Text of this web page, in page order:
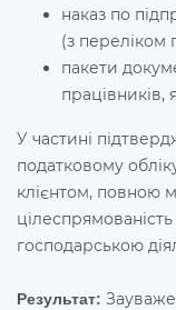
наказ по
(з переліком
пакети
працівників,
У частині
податковому
клієнтом, повною
господарською
Результат: